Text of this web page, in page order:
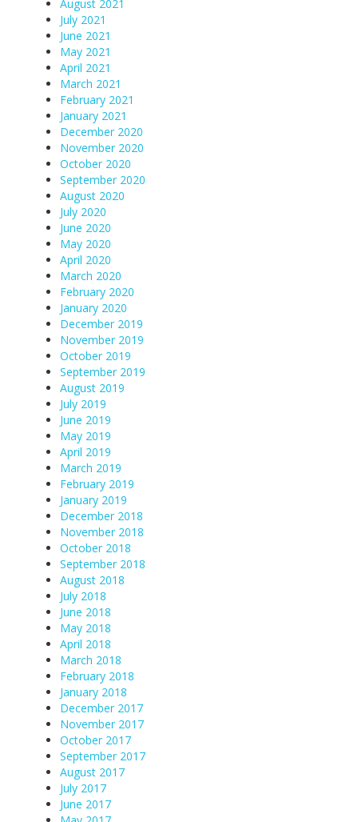
August 2021
July 2021
June 2021
May 2021
April 2021
March 2021
February 2021
January 2021
December 2020
November 2020
October 2020
September 2020
August 2020
July 2020
June 2020
May 2020
April 2020
March 2020
February 2020
January 2020
December 2019
November 2019
October 2019
September 2019
August 2019
July 2019
June 2019
May 2019
April 2019
March 2019
February 2019
January 2019
December 2018
November 2018
October 2018
September 2018
August 2018
July 2018
June 2018
May 2018
April 2018
March 2018
February 2018
January 2018
December 2017
November 2017
October 2017
September 2017
August 2017
July 2017
June 2017